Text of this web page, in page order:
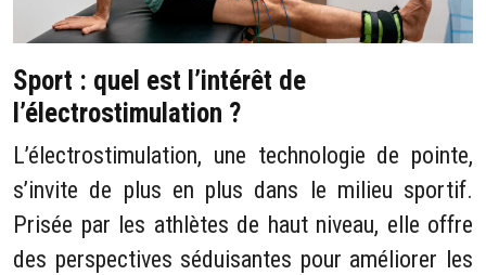
Sport : quel est l’intérêt de
l’électrostimulation ?
L’électrostimulation, une technologie de pointe,
s’invite de plus en plus dans le milieu sportif.
Prisée par les athlètes de haut niveau, elle offre
des perspectives séduisantes pour améliorer les